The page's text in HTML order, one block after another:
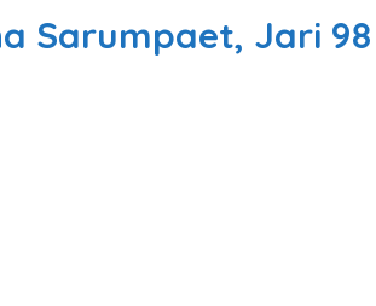
Sarumpaet, Jari